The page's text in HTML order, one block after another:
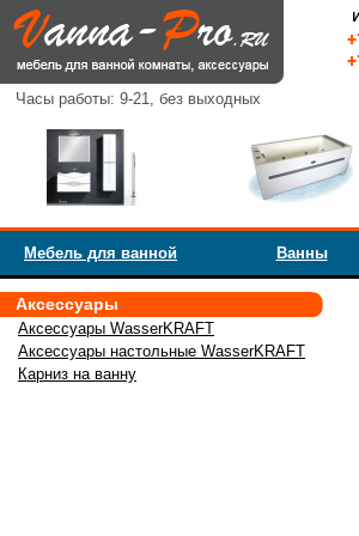
Часы работы: 9-21, без выходных
Мебель для ванной Ванны
Аксессуары
Аксессуары WasserKRAFT
Аксессуары настольные WasserKRAFT
Карниз на ванну